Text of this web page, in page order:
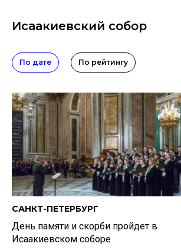
Исаакиевский собор
По дате По рейтингу
САНКТ-ПЕТЕРБУРГ
День памяти и скорби пройдет в
Исаакиевском соборе